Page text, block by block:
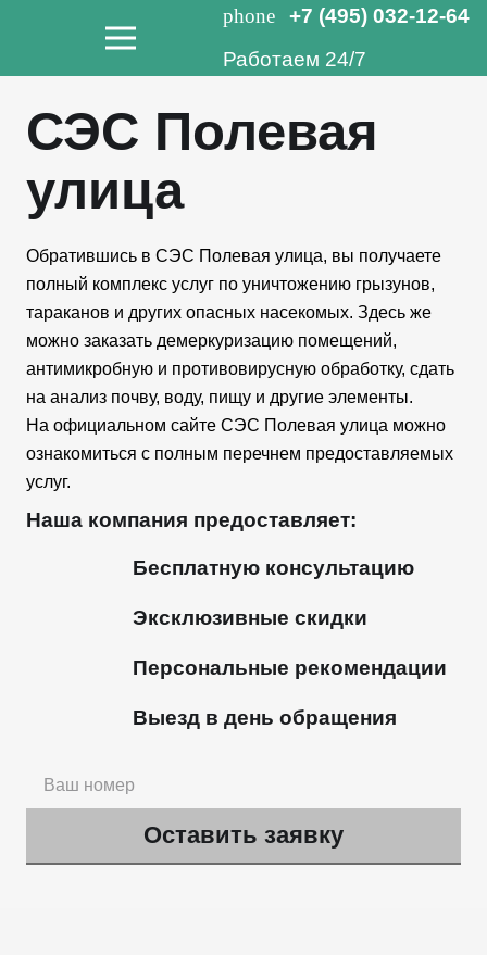
phone
+7 (495) 032-12-64
Работаем 24/7
СЭС Полевая
улица
Обратившись в СЭС Полевая улица, вы получаете
полный комплекс услуг по уничтожению грызунов,
тараканов и других опасных насекомых. Здесь же
можно заказать демеркуризацию помещений,
антимикробную и противовирусную обработку, сдать
на анализ почву, воду, пищу и другие элементы.
На официальном сайте СЭС Полевая улица можно
ознакомиться с полным перечнем предоставляемых
услуг.
Наша компания предоставляет:
Бесплатную консультацию
Эксклюзивные скидки
Персональные рекомендации
Выезд в день обращения